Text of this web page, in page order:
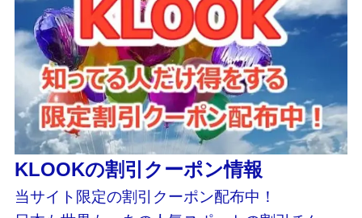
KLOOKの割引クーポン情報
当サイト限定の割引クーポン配布中！